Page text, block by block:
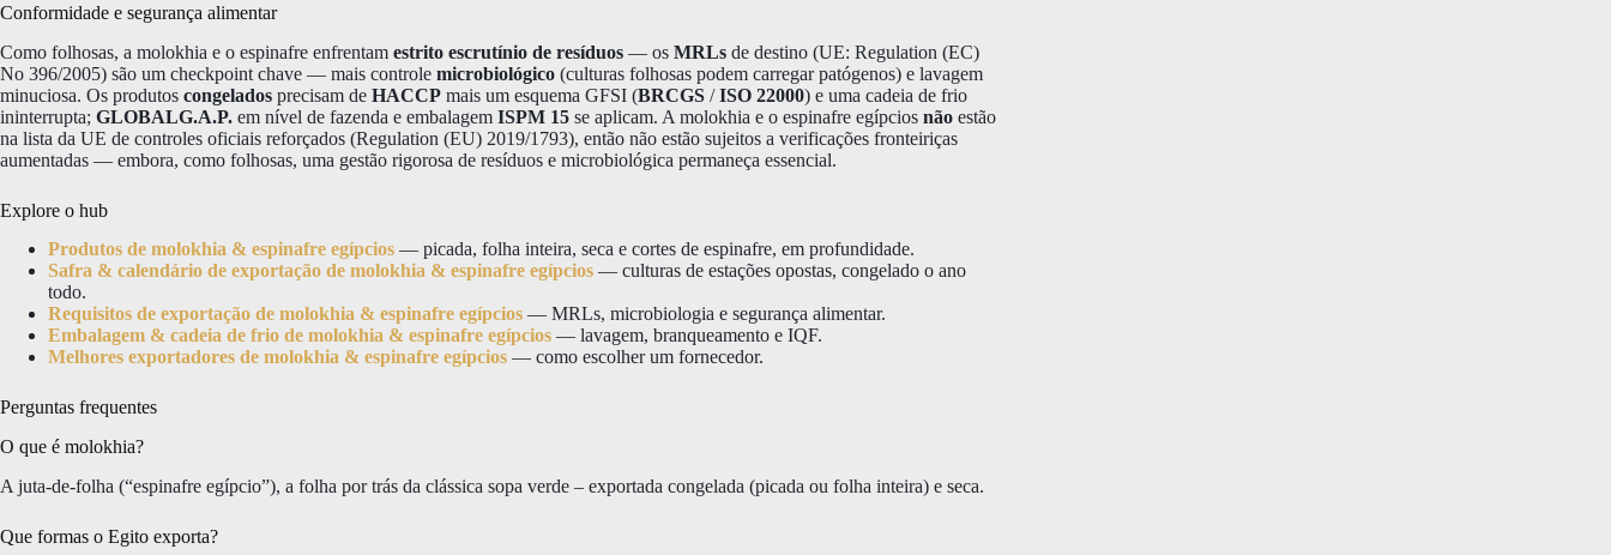
Conformidade e segurança alimentar
Como folhosas, a molokhia e o espinafre enfrentam estrito escrutínio de resíduos — os MRLs de destino (UE: Regulation (EC)
No 396/2005) são um checkpoint chave — mais controle microbiológico (culturas folhosas podem carregar patógenos) e lavagem
minuciosa. Os produtos congelados precisam de HACCP mais um esquema GFSI (BRCGS /ISO 22000) e uma cadeia de frio
ininterrupta; GLOBALG.A.P. em nível de fazenda e embalagem ISPM 15 se aplicam. A molokhia e o espinafre egípcios não estão
na lista da UE de controles oficiais reforçados (Regulation (EU) 2019/1793), então não estão sujeitos a verificações fronteiriças
aumentadas — embora, como folhosas, uma gestão rigorosa de resíduos e microbiológica permaneça essencial.
Explore o hub
Produtos de molokhia & espinafre egípcios — picada, folha inteira, seca e cortes de espinafre, em profundidade.
Safra & calendário de exportação de molokhia & espinafre egípcios — culturas de estações opostas, congelado o ano
todo.
Requisitos de exportação de molokhia & espinafre egípcios — MRLs, microbiologia e segurança alimentar.
Embalagem & cadeia de frio de molokhia & espinafre egípcios — lavagem, branqueamento e IQF.
Melhores exportadores de molokhia & espinafre egípcios — como escolher um fornecedor.
Perguntas frequentes
O que é molokhia?
A juta-de-folha (“espinafre egípcio”), a folha por trás da clássica sopa verde – exportada congelada (picada ou folha inteira) e seca.
Que formas o Egito exporta?